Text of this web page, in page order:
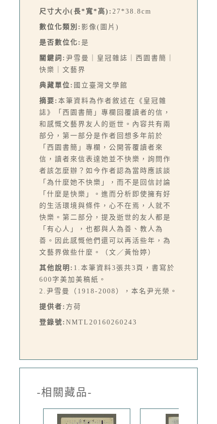
尺寸大小(長*寬*高): 27*38.8cm
數位化類別: 影像(圖片)
是否數位化: 是
關鍵詞: 尹雪曼｜皇冠雜誌｜西園書簡｜
快樂｜文藝界
典藏單位: 國立臺灣文學館
摘要: 本筆資料為作者敘述在《皇冠雜
誌》「西園書簡」專欄回覆讀者的信，
和感慨文藝界友人的逝世。內容共有兩
部分，第一部分是作者回想多年前於
「西園書簡」專欄，公開答覆讀者來
信，讀者來信表達她並不快樂，詢問作
者該怎麼辦？如今作者認為當時應該談
「為什麼她不快樂」，而不是回信討論
「什麼是快樂」。進而分析即使擁有好
的生活環境與條件，心不在焉，人就不
快樂。第二部分，提及逝世的友人都是
「有心人」，也都與人為善、教人為
善。因此感慨他們還可以再活些年，為
文藝界做些什麼。（文／黃怡婷）
其他說明: 1.本筆資料3張共3頁，書寫於
600字美加美稿紙。
2.尹雪曼（1918-2008），本名尹光榮。
提供者: 方荷
登錄號: NMTL20160260243
-相關藏品-